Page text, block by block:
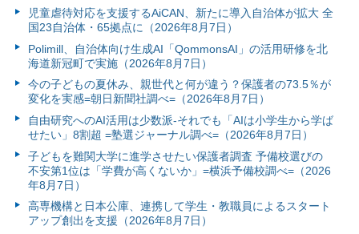
児童虐待対応を支援するAiCAN、新たに導入自治体が拡大 全
国23自治体・65拠点に（2026年8月7日）
Polimill、自治体向け生成AI「QommonsAI」の活用研修を北
海道新冠町で実施（2026年8月7日）
今の子どもの夏休み、親世代と何が違う？保護者の73.5％が
変化を実感=朝日新聞社調べ=（2026年8月7日）
自由研究へのAI活用は少数派-それでも「AIは小学生から学ば
せたい」8割超 =塾選ジャーナル調べ=（2026年8月7日）
子どもを難関大学に進学させたい保護者調査 予備校選びの
不安第1位は「学費が高くないか」=横浜予備校調べ=（2026
年8月7日）
高専機構と日本公庫、連携して学生・教職員によるスタート
アップ創出を支援（2026年8月7日）